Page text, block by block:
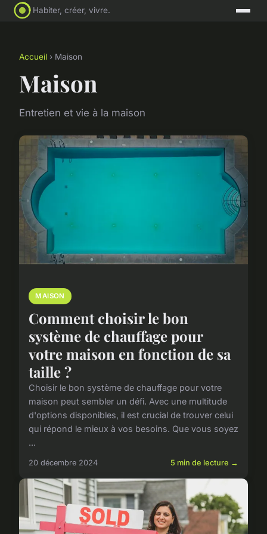
Habiter, créer, vivre.
Accueil › Maison
Maison
Entretien et vie à la maison
MAISON
Comment choisir le bon
système de chauffage pour
votre maison en fonction de sa
taille ?
Choisir le bon système de chauffage pour votre
maison peut sembler un défi. Avec une multitude
d'options disponibles, il est crucial de trouver celui
qui répond le mieux à vos besoins. Que vous soyez
...
20 décembre 2024 5 min de lecture →